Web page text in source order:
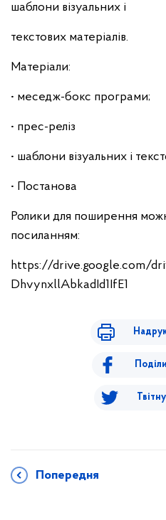
шаблони візуальних і
текстових матеріалів.
Матеріали:
• меседж-бокс програми;
• прес-реліз
• шаблони візуальних і
• Постанова
Ролики для поширення
посиланням:
https://drive.google.com/
DhvynxllAbkadId1IfE1
Попередня